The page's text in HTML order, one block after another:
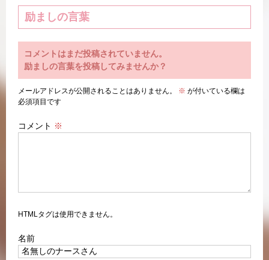
励ましの言葉
コメントはまだ投稿されていません。
励ましの言葉を投稿してみませんか？
メールアドレスが公開されることはありません。 ※ が付いている欄は
必須項目です
コメント ※
HTMLタグは使用できません。
名前